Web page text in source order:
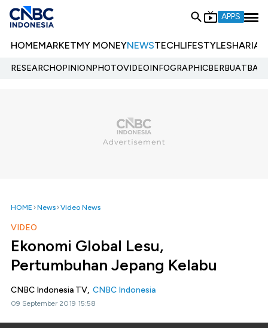
APPS
HOMEMARKETMY MONEYNEWSTECHLIFESTYLESHARIA
RESEARCHOPINIONPHOTOVIDEOINFOGRAPHIC
HOME News Video News
VIDEO
Ekonomi Global Lesu,
Pertumbuhan Jepang Kelabu
CNBC Indonesia TV, CNBC Indonesia
09 September 2019 15:58